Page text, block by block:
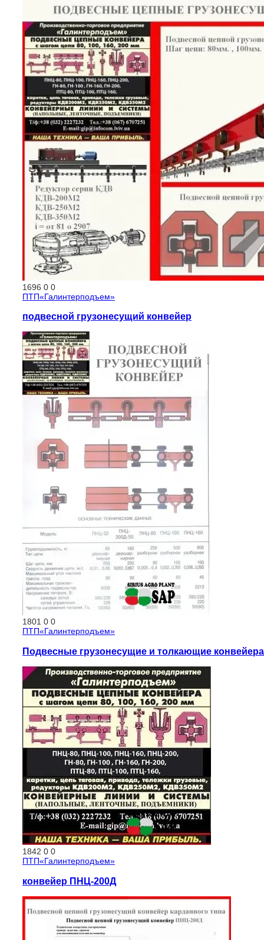
1696 0 0
ПТП«Галинтерподъем»
подвесной грузонесущий конвейер
1801 0 0
ПТП«Галинтерподъем»
Подвесные грузонесущие и толкающие конвейера
1842 0 0
ПТП«Галинтерподъем»
конвейер ПНЦ-200Д